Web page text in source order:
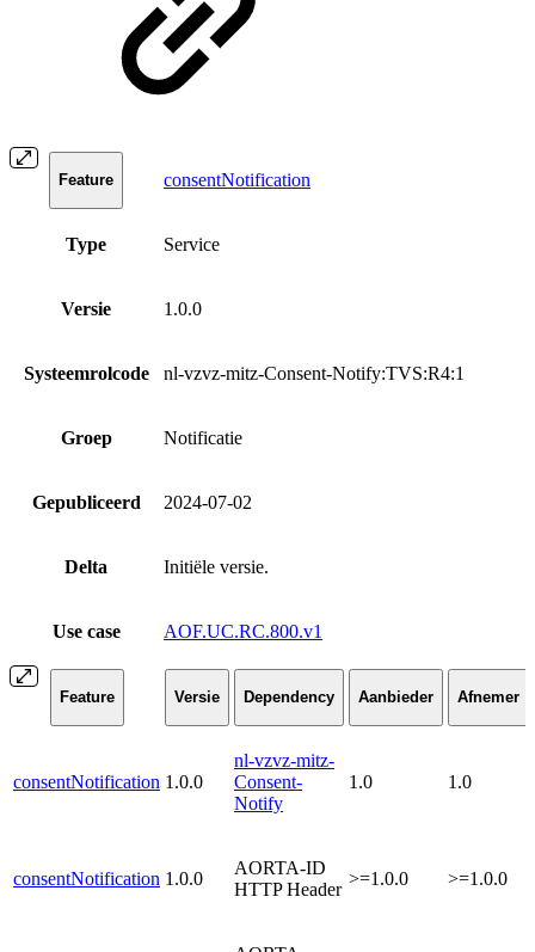
Feature consentNotification
Type Service
Versie 1.0.0
Systeemrolcode nl-vzvz-mitz-Consent-Notify:TVS:R4:1
Groep Notificatie
Gepubliceerd 2024-07-02
Delta Initiële versie.
Use case AOF.UC.RC.800.v1
Feature Versie Dependency Aanbieder Afnemer
consentNotification 1.0.0
nl-vzvz-mitz-
Consent-
Notify
1.0 1.0
consentNotification 1.0.0
AORTA-ID
HTTP Header
>=1.0.0 >=1.0.0